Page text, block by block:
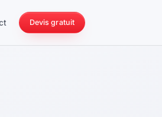
Devis gratuit